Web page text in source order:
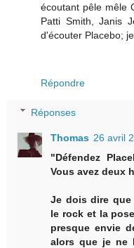
écoutant pêle mêle
Patti Smith, Janis
d'écouter Placebo;
Répondre
Réponses
Thomas 26 avril
"Défendez
Vous avez deux
Je dois dire que
le rock et la
presque envie
alors que je ne